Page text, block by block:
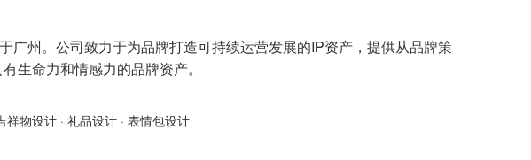
州。公司致力于为品牌打造可持续运营发展的IP资产，提供从品牌策
生命力和情感力的品牌资产。
祥物设计 · 礼品设计 · 表情包设计